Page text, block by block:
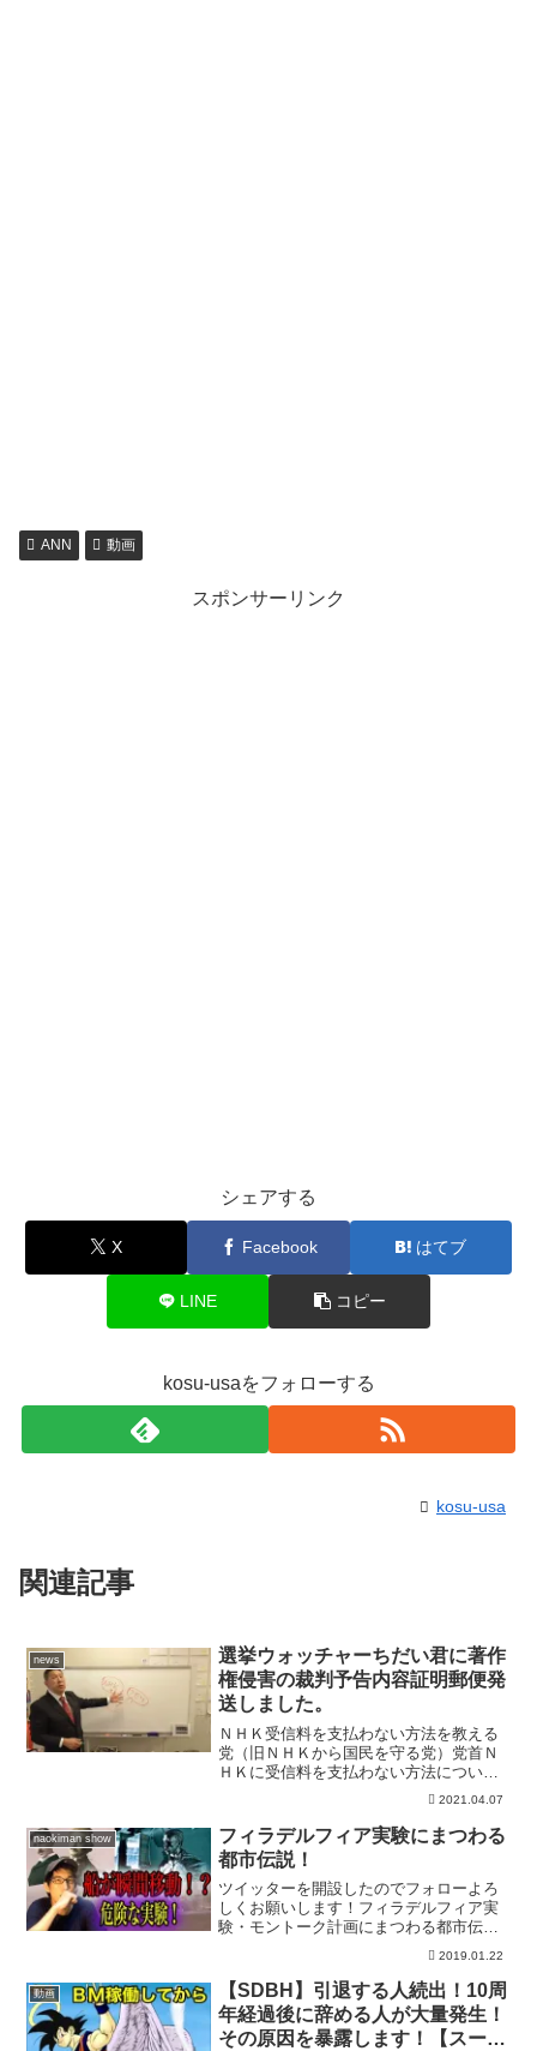
ANN 動画
スポンサーリンク
シェアする
X Facebook はてブ
LINE コピー
kosu-usaをフォローする
kosu-usa
関連記事
news
選挙ウォッチャーちだい君に著作
権侵害の裁判予告内容証明郵便発
送しました。
ＮＨＫ受信料を支払わない方法を教える
党（旧ＮＨＫから国民を守る党）党首Ｎ
ＨＫに受信料を支払わない方法について
は、03-3696-0750ＮＨＫ受信料を支払わ
電話するか、ＮＨＫフリダイヤル0120-
1515...
2021.04.07
naokiman show
フィラデルフィア実験にまつわる
都市伝説！
ツイッターを開設したのでフォローよろ
しくお願いします！フィラデルフィア実
験・モントーク計画にまつわる都市伝
説！引用；BGM;SGT SLAUGHTER -
ATLANTISDj Quads - One With Nature
(Non-Co...
2019.01.22
動画
【SDBH】引退する人続出！10周
年経過後に辞める人が大量発生！
その原因を暴露します！【スーパ